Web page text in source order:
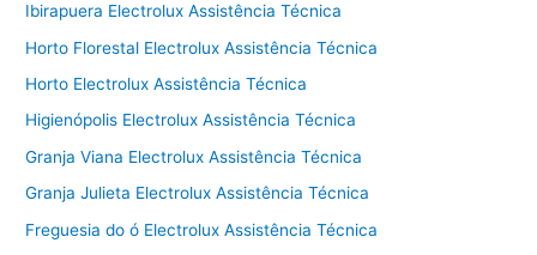
Ibirapuera Electrolux Assistência Técnica
Horto Florestal Electrolux Assistência Técnica
Horto Electrolux Assistência Técnica
Higienópolis Electrolux Assistência Técnica
Granja Viana Electrolux Assistência Técnica
Granja Julieta Electrolux Assistência Técnica
Freguesia do ó Electrolux Assistência Técnica